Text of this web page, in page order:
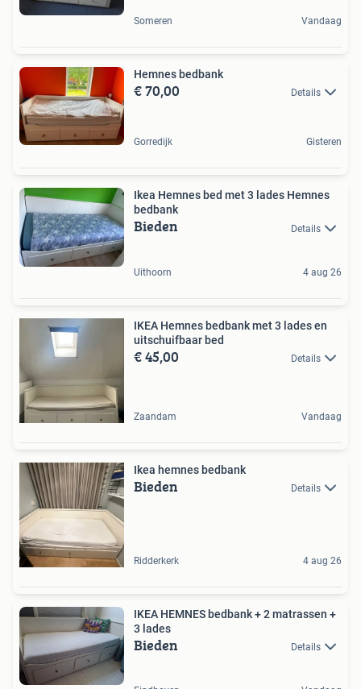
Someren Vandaag
Hemnes bedbank
€ 70,00 Details
Gorredijk Gisteren
Ikea Hemnes bed met 3 lades Hemnes
bedbank
Bieden Details
Uithoorn 4 aug 26
IKEA Hemnes bedbank met 3 lades en
uitschuifbaar bed
€ 45,00 Details
Zaandam Vandaag
Ikea hemnes bedbank
Bieden Details
Ridderkerk 4 aug 26
IKEA HEMNES bedbank + 2 matrassen +
3 lades
Bieden Details